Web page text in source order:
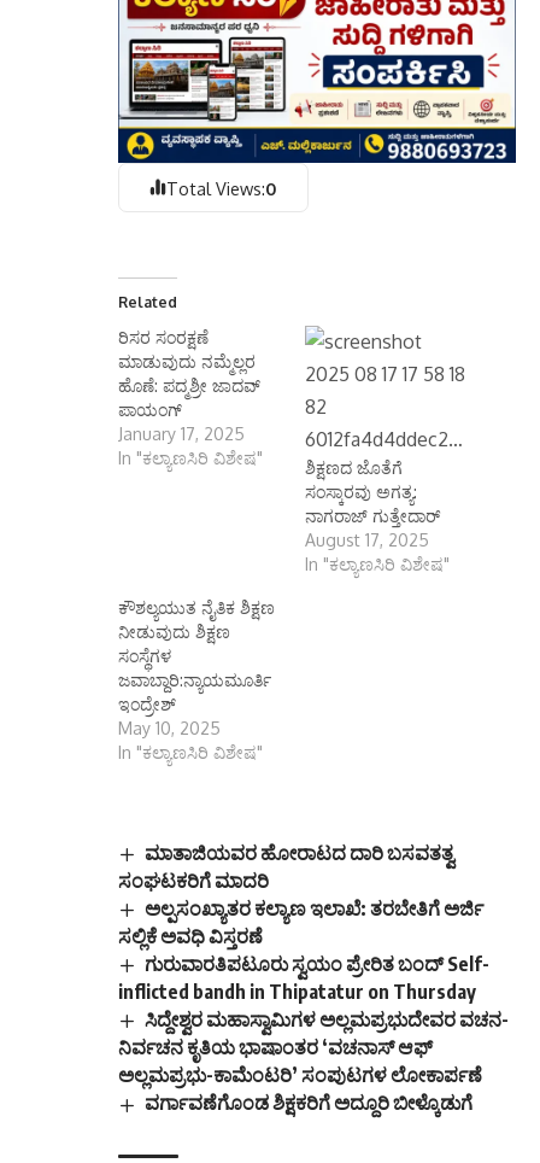
Total Views:0
Related
ರಿಸರ ಸಂರಕ್ಷಣೆ
ಮಾಡುವುದು ನಮ್ಮೆಲ್ಲರ
ಹೊಣೆ: ಪದ್ಮಶ್ರೀ ಜಾದವ್
ಪಾಯಂಗ್
January 17, 2025
In "ಕಲ್ಯಾಣಸಿರಿ ವಿಶೇಷ"
ಶಿಕ್ಷಣದ ಜೊತೆಗೆ
ಸಂಸ್ಕಾರವು ಅಗತ್ಯ:
ನಾಗರಾಜ್ ಗುತ್ತೇದಾರ್
August 17, 2025
In "ಕಲ್ಯಾಣಸಿರಿ ವಿಶೇಷ"
ಕೌಶಲ್ಯಯುತ ನೈತಿಕ ಶಿಕ್ಷಣ
ನೀಡುವುದು ಶಿಕ್ಷಣ
ಸಂಸ್ಥೆಗಳ
ಜವಾಬ್ದಾರಿ:ನ್ಯಾಯಮೂರ್ತಿ
ಇಂದ್ರೇಶ್
May 10, 2025
In "ಕಲ್ಯಾಣಸಿರಿ ವಿಶೇಷ"
ಮಾತಾಜಿಯವರ ಹೋರಾಟದ ದಾರಿ ಬಸವತತ್ವ
ಸಂಘಟಕರಿಗೆ ಮಾದರಿ
ಅಲ್ಪಸಂಖ್ಯಾತರ ಕಲ್ಯಾಣ ಇಲಾಖೆ: ತರಬೇತಿಗೆ ಅರ್ಜಿ
ಸಲ್ಲಿಕೆ ಅವಧಿ ವಿಸ್ತರಣೆ
ಗುರುವಾರತಿಪಟೂರು ಸ್ವಯಂ ಪ್ರೇರಿತ ಬಂದ್ Self-
inflicted bandh in Thipatatur on Thursday
ಸಿದ್ದೇಶ್ವರ ಮಹಾಸ್ವಾಮಿಗಳ ಅಲ್ಲಮಪ್ರಭುದೇವರ ವಚನ-
ನಿರ್ವಚನ ಕೃತಿಯ ಭಾಷಾಂತರ ‘ವಚನಾಸ್ ಆಫ್
ಅಲ್ಲಮಪ್ರಭು-ಕಾಮೆಂಟರಿ’ ಸಂಪುಟಗಳ ಲೋಕಾರ್ಪಣೆ
ವರ್ಗಾವಣೆಗೊಂಡ ಶಿಕ್ಷಕರಿಗೆ ಅದ್ದೂರಿ ಬೀಳ್ಕೊಡುಗೆ